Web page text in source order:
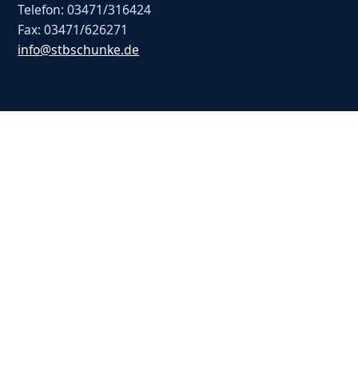
Telefon: 03471/316424
Fax: 03471/626271
info@stbschunke.de